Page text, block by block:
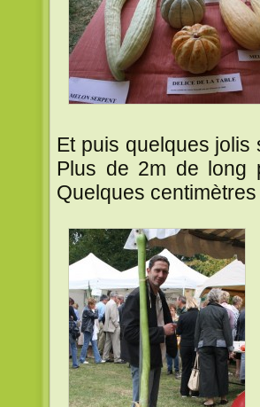
Et puis quelques
Plus de 2m de long
Quelques